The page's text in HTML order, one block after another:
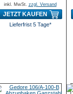
inkl. MwSt. zzgl. Versand
JETZT KAUFEN
Lieferfrist 5 Tage*